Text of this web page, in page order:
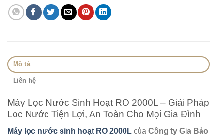
Mô tả
Liên hệ
Máy Lọc Nước Sinh Hoạt RO 2000L – Giải Pháp
Lọc Nước Tiện Lợi, An Toàn Cho Mọi Gia Đình
Máy lọc nước sinh hoạt RO 2000L của Công ty Gia Bảo